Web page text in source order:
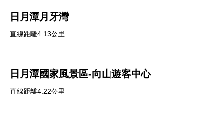
日月潭月牙灣
直線距離4.13公里
日月潭國家風景區-向山遊客中心
直線距離4.22公里